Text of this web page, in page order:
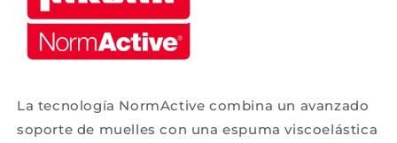
La tecnología NormActive combina un avanzado
soporte de muelles con una espuma viscoelástica